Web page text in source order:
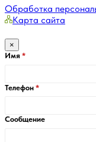
Обработка
Карта сайта
×
Имя
Телефон
Сообщение